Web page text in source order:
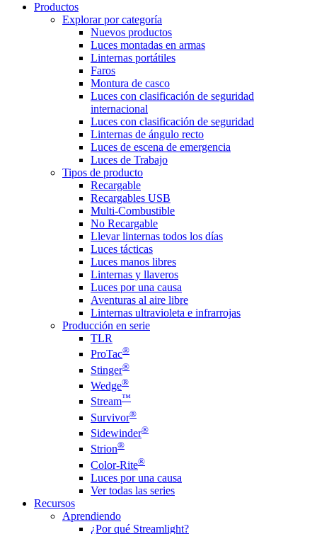
Productos
Explorar por categoría
Nuevos productos
Luces montadas en armas
Linternas portátiles
Faros
Montura de casco
Luces con clasificación de seguridad
internacional
Luces con clasificación de seguridad
Linternas de ángulo recto
Luces de escena de emergencia
Luces de Trabajo
Tipos de producto
Recargable
Recargables USB
Multi-Combustible
No Recargable
Llevar linternas todos los días
Luces tácticas
Luces manos libres
Linternas y llaveros
Luces por una causa
Aventuras al aire libre
Linternas ultravioleta e infrarrojas
Producción en serie
TLR
ProTac®
Stinger®
Wedge®
Stream™
Survivor®
Sidewinder®
Strion®
Color-Rite®
Luces por una causa
Ver todas las series
Recursos
Aprendiendo
¿Por qué Streamlight?